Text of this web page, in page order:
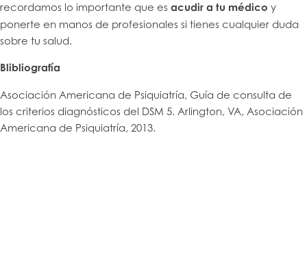
recordamos lo importante que es acudir a tu médico y
ponerte en manos de profesionales si tienes cualquier duda
sobre tu salud.
Blibliografía
Asociación Americana de Psiquiatría, Guía de consulta de
los criterios diagnósticos del DSM 5. Arlington, VA, Asociación
Americana de Psiquiatría, 2013.